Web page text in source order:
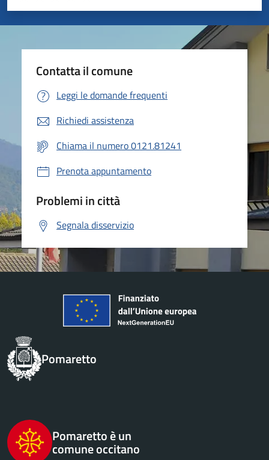
Valuta 5 stelle su 5
Valuta 4 stelle su 5
Valuta 3 stelle su 5
Valuta 2 stelle su 5
Valuta 1 stelle su 5
Contatta il comune
Leggi le domande frequenti
Richiedi assistenza
Chiama il numero 0121.81241
Prenota appuntamento
Problemi in città
Segnala disservizio
Pomaretto
Pomaretto è un
comune occitano